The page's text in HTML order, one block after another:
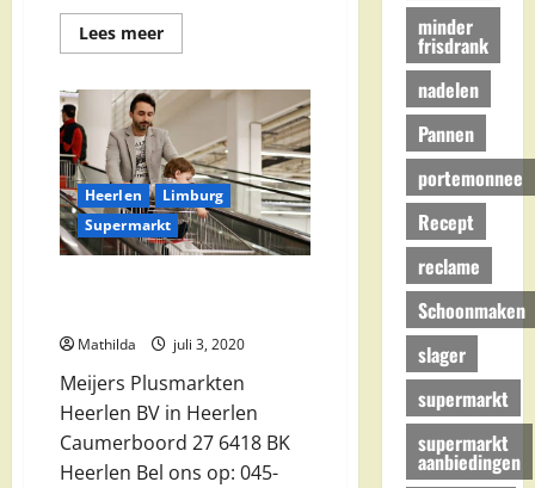
Lees meerLees
meer
in
Heerlen
Limburg
Supermarkt
Mathilda juli 3, 2020
Meijers Plusmarkten
Heerlen BV in Heerlen
Caumerboord 27 6418 BK
Heerlen Bel ons op: 045-
minder
frisdrank
nadelen
Pannen
portemonnee
Recept
reclame
Schoonmaken
slager
supermarkt
supermarkt
aanbiedingen